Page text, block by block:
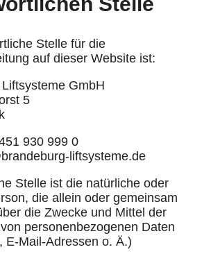
Stelle für die
auf dieser Website ist:
GmbH
5
930 999 0
liftsysteme.de
Stelle ist die natürliche oder
die allein oder gemeinsam
die Zwecke und Mittel der
personenbezogenen Daten
E-Mail-Adressen o. Ä.)